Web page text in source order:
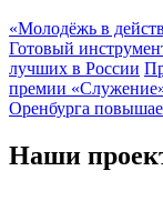
«Молодёжь в
Готовый
лучших в России
премии
Оренбурга
Наши